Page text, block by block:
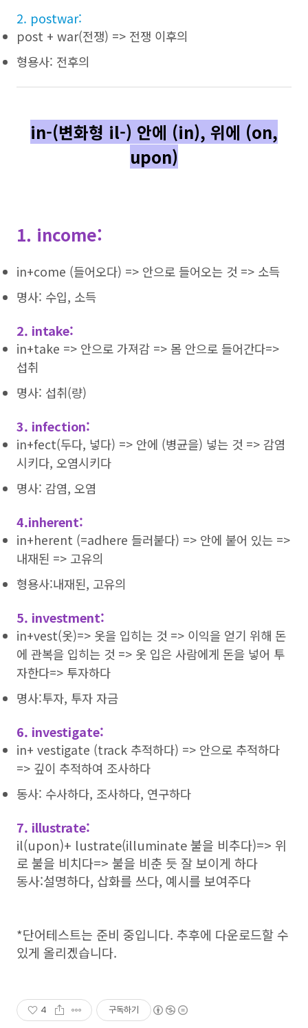
2. postwar:
post + war(전쟁) => 전쟁 이후의
형용사: 전후의
in-(변화형 il-) 안에 (in), 위에 (on,
upon)
1. income:
in+come (들어오다) => 안으로 들어오는 것 => 소득
명사: 수입, 소득
2. intake:
in+take => 안으로 가져감 => 몸 안으로 들어간다=>
섭취
명사: 섭취(량)
3. infection:
in+fect(두다, 넣다) => 안에 (병균을) 넣는 것 => 감염
시키다, 오염시키다
명사: 감염, 오염
4.inherent:
in+herent (=adhere 들러붙다) => 안에 붙어 있는 =>
내재된 => 고유의
형용사:내재된, 고유의
5. investment:
in+vest(옷)=> 옷을 입히는 것 => 이익을 얻기 위해 돈
에 관복을 입히는 것 => 옷 입은 사람에게 돈을 넣어 투
자한다=> 투자하다
명사:투자, 투자 자금
6. investigate:
in+ vestigate (track 추적하다) => 안으로 추적하다
=> 깊이 추적하여 조사하다
동사: 수사하다, 조사하다, 연구하다
7. illustrate:
il(upon)+ lustrate(illuminate 불을 비추다)=> 위
로 불을 비치다=> 불을 비춘 듯 잘 보이게 하다
동사:설명하다, 삽화를 쓰다, 예시를 보여주다
*단어테스트는 준비 중입니다. 추후에 다운로드할 수
있게 올리겠습니다.
4 구독하기